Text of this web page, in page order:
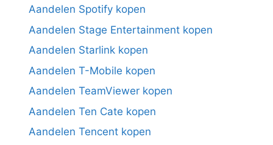
Aandelen Spotify kopen
Aandelen Stage Entertainment kopen
Aandelen Starlink kopen
Aandelen T-Mobile kopen
Aandelen TeamViewer kopen
Aandelen Ten Cate kopen
Aandelen Tencent kopen